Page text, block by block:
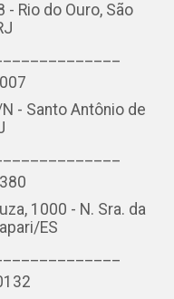
Rio do Ouro, São
- Santo Antônio de
1000 - N. Sra. da
ES